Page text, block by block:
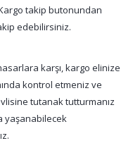
takip butonundan
edebilirsiniz.
karşı, kargo elinize
kontrol etmeniz ve
tutanak tutturmanız
yaşanabilecek